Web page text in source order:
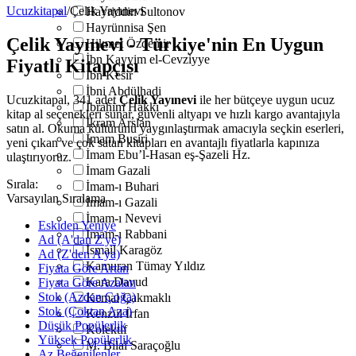
Hayriddin Sultonov
Hayrünnisa Şen
Hikmet Özdemir
İbn Kayyim el-Cevziyye
İbn Kesir
İbni Abdülhadi
İbrahim Hakkı
İkram Arslan
İmam Busiri
İmam Ebu’l-Hasan eş-Şazeli Hz.
İmam Gazali
İmam-ı Buhari
İmam-ı Gazali
İmam-ı Nevevi
İmam-ı Rabbani
İsmail Karagöz
Kamuran Tümay Yıldız
Kara Davud
Kemal Çakmaklı
Kenzül İrfan
Kolektif
M. Bilal Saraçoğlu
Ucuzkitapal/Çelik Yayınevi
Çelik Yayınevi - Türkiye'nin En Uygun
Fiyatlı Kitapçısı
Ucuzkitapal, 341 adetÇelik Yayınevi ile her bütçeye uygun ucuz
kitap al seçenekleri sunar, güvenli altyapı ve hızlı kargo avantajıyla
satın al. Okuma kültürünü yaygınlaştırmak amacıyla seçkin eserleri,
yeni çıkan ve çok satan kitapları en avantajlı fiyatlarla kapınıza
ulaştırıyoruz.
Sırala:
Varsayılan Sıralama
Eskiden Yeniye
Ad (A'dan Z'ye)
Ad (Z'den A'ya)
Fiyata Göre Artan
Fiyata Göre Azalan
Stok (Azdan Çoğa)
Stok (Çoktan Aza)
Düşük Popülerlik
Yüksek Popülerlik